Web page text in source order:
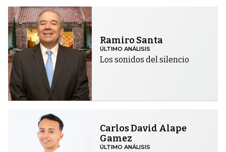
Ramiro Santa
ÚLTIMO ANÁLISIS
Los sonidos del silencio
Carlos David Alape
Gamez
ÚLTIMO ANÁLISIS